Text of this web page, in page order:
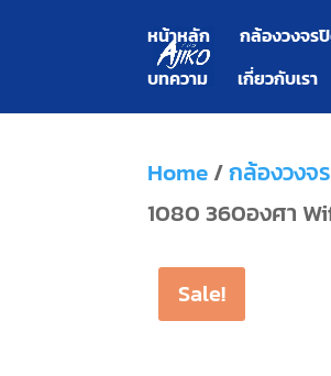
หน้าหลัก กล้องวงจร
บทความ
เกี่ยวกับเรา
Home/กล้องวงจ
1080 360องศา
Sale!